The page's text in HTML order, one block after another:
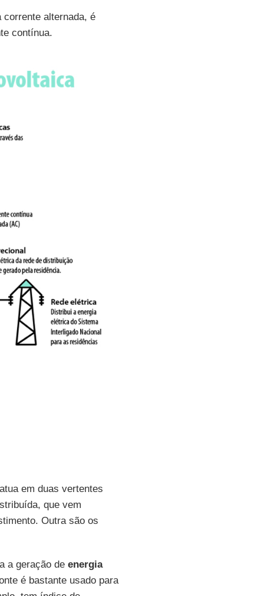
corrente alternada, é
contínua.
em duas vertentes
que vem
Outra são os
a geração de energia
é bastante usado para